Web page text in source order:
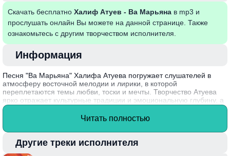
Скачать бесплатно Халиф Атуев - Ва Марьяна в mp3 и
прослушать онлайн Вы можете на данной странице. Также
ознакомьтесь с другим творчеством исполнителя.
Информация
Песня "Ва Марьяна" Халифа Атуева погружает слушателей в
атмосферу восточной мелодии и лирики, в которой
переплетаются темы любви, тоски и мечты. Творчество Атуева
ярко отражает культурные традиции и эмоциональную глубину, а
его голос придает композиции особую выразительность. В "Ва
Марьяна" автор создает живописные образы, вызывая у
не только певец, но и талантливый композитор, писавший песни
для многочисленных исполнителей в своем жанре.
Читать полностью
Другие треки исполнителя